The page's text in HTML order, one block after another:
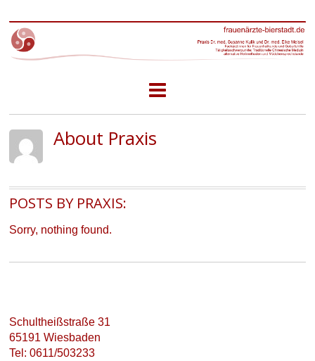
About Praxis
POSTS BY PRAXIS:
Sorry, nothing found.
Schultheißstraße 31
65191 Wiesbaden
Tel: 0611/503233